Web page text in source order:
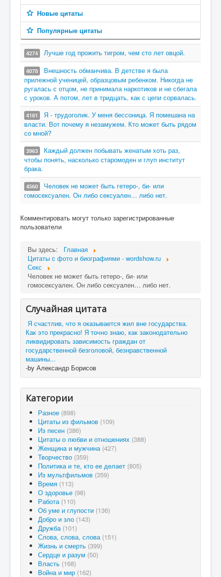
Новые цитаты
Популярные цитаты
4274 Лучше год прожить тигром, чем сто лет овцой.
4078
Внешность обманчива. В детстве я была
прилежной ученицей, образцовым ребенком. Никогда не
ругалась с отцом, не принимала наркотиков и не сбегала
с уроков. А потом, лет в тридцать, как с цепи сорвалась.
4181
Я - трудоголик. У меня бессоница. Я помешана на
власти. Вот почему я незамужем. Кто может быть рядом
со мной?
3963
Каждый должен побывать женатым хоть раз,
чтобы понять, насколько старомоден и глуп институт
брака.
4560
Человек не может быть гетеро-, би- или
гомосексуален. Он либо сексуален… либо нет.
Комментировать могут только зарегистрированные
пользователи
Вы здесь:
Главная
Цитаты c фото и биографиями - wordshow.ru
Секс
Человек не может быть гетеро-, би- или
гомосексуален. Он либо сексуален… либо нет.
Случайная цитата
Я счастлив, что я оказывается жил вне государства.
Как это прекрасно! Я точно знаю, как законодательно
ликвидировать зависимость граждан от
государственной безголовой, безнравственной
машины...
-by Александр Борисов
Категории
Разное (898)
Цитаты из фильмов (109)
Из песен (386)
Цитаты о любви и отношениях (388)
Женщина и мужчина (427)
Творчество (359)
Политика и те, кто ее делает (805)
Из мультфильмов (359)
Время (113)
О здоровье (98)
Работа (110)
Об уме и глупости (136)
Добро и зло (143)
Дружба (101)
Слова, слова, слова (151)
Жизнь и смерть (399)
Сердце и разум (50)
Власть (168)
Война и мир (162)